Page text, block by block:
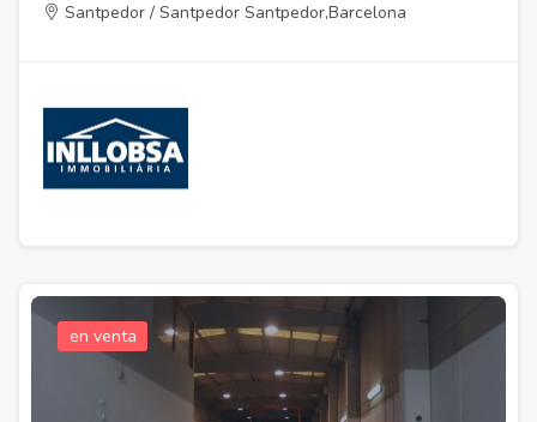
Santpedor / Santpedor Santpedor,Barcelona
en venta